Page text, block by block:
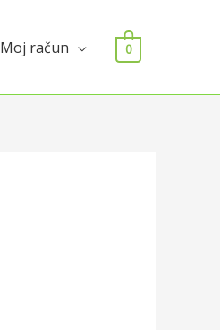
Moj račun 0